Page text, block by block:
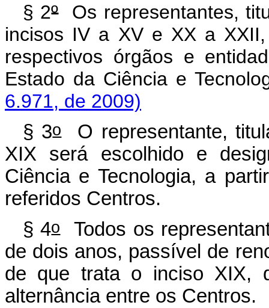
§ 2ºOs representantes,
incisos IV a XV e XX a
respectivos órgãos e
Estado da Ciência e
6.971, de 2009)
§ 3oO representante,
XIX
será escolhido e
Ciência e Tecnologia, a
referidos Centros.
§ 4oTodos os
de dois anos, passível de
de que trata o inciso XIX,
alternância entre os Centros.